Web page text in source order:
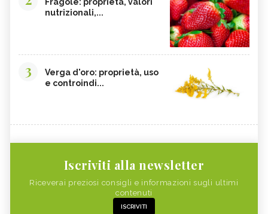
nutrizionali,...
3
Verga d'oro: proprietà, uso
e controindi...
Iscriviti alla newsletter
Riceverai preziosi consigli e informazioni sugli ultimi
contenuti
ISCRIVITI